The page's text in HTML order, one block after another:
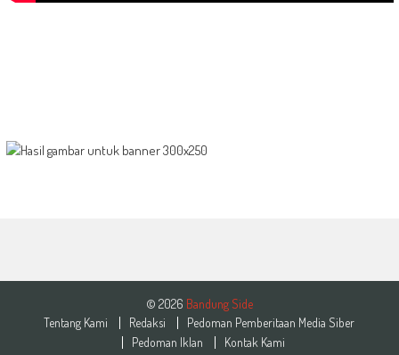
© 2026 Bandung Side
Tentang Kami
Redaksi
Pedoman Pemberitaan Media Siber
Pedoman Iklan
Kontak Kami